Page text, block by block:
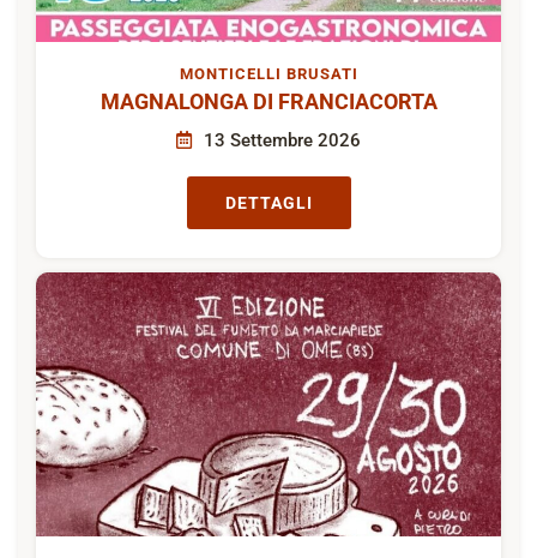
MONTICELLI BRUSATI
MAGNALONGA DI FRANCIACORTA
13 Settembre 2026
DETTAGLI